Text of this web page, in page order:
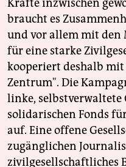
Kräfte inzwischen
braucht es
und vor allem mit den
für eine starke
kooperiert deshalb
Zentrum". Die
linke,
solidarischen Fonds
auf. Eine offene
zugänglichen
zivilgesellschaftliches